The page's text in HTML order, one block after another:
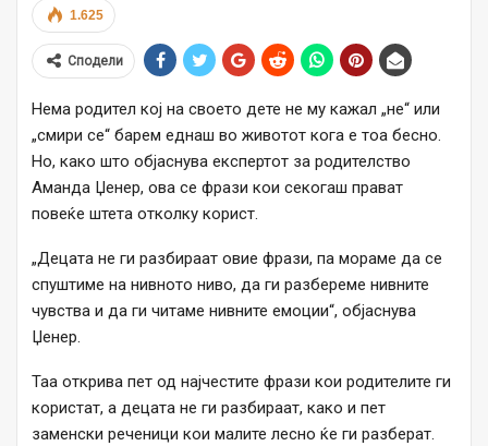
1.625
Сподели
Нема родител кој на своето дете не му кажал „не“ или
„смири се“ барем еднаш во животот кога е тоа бесно.
Но, како што објаснува експертот за родителство
Аманда Џенер, ова се фрази кои секогаш прават
повеќе штета отколку корист.
„Децата не ги разбираат овие фрази, па мораме да се
спуштиме на нивното ниво, да ги разбереме нивните
чувства и да ги читаме нивните емоции“, објаснува
Џенер.
Таа открива пет од најчестите фрази кои родителите ги
користат, а децата не ги разбираат, како и пет
заменски реченици кои малите лесно ќе ги разберат.